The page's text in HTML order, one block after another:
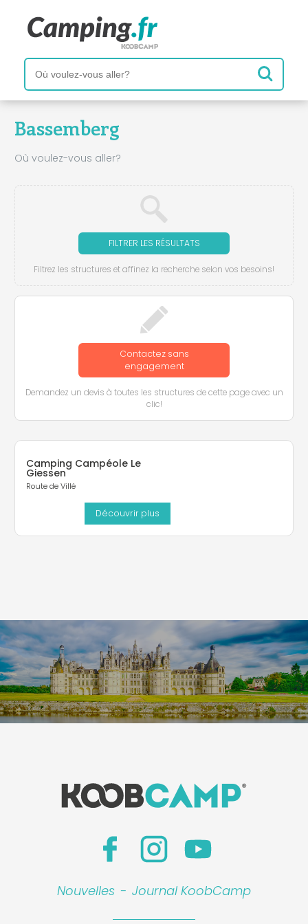
Bassemberg
Où voulez-vous aller?
FILTRER LES RÉSULTATS
Filtrez les structures et affinez la recherche selon vos besoins!
Contactez sans
engagement
Demandez un devis à toutes les structures de cette page avec un
clic!
Camping Campéole Le
Giessen
Route de Villé
Découvrir plus
Nouvelles - Journal KoobCamp